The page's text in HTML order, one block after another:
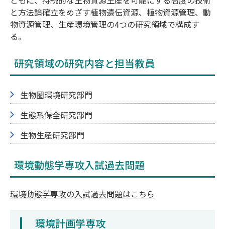
と方法論確立をめざす植物遺伝資源、植物資源管理、動
物資源管理、生産環境管理の4つの研究領域で構成す
る。
研究領域の研究内容と担当教員
生物圏環境研究部門
生態系保全研究部門
生物生産研究部門
環境動態学専攻入試過去問題
環境動態学専攻の入試過去問題はこちら
環境計画学専攻